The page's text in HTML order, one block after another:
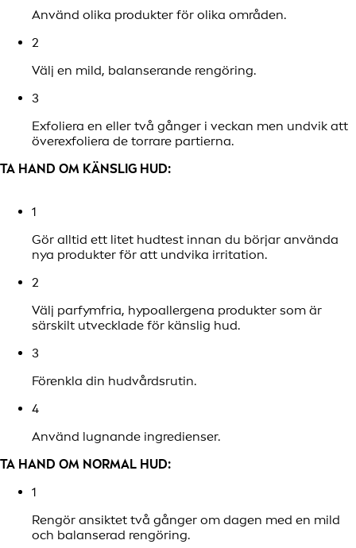
Använd olika produkter för olika områden.
2
Välj en mild, balanserande rengöring.
3
Exfoliera en eller två gånger i veckan men undvik att
överexfoliera de torrare partierna.
TA HAND OM KÄNSLIG HUD:
1
Gör alltid ett litet hudtest innan du börjar använda
nya produkter för att undvika irritation.
2
Välj parfymfria, hypoallergena produkter som är
särskilt utvecklade för känslig hud.
3
Förenkla din hudvårdsrutin.
4
Använd lugnande ingredienser.
TA HAND OM NORMAL HUD:
1
Rengör ansiktet två gånger om dagen med en mild
och balanserad rengöring.